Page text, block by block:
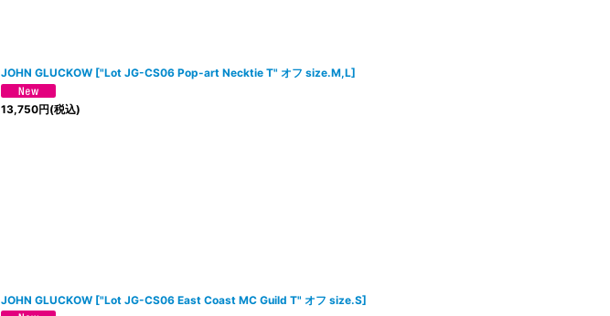
JOHN GLUCKOW ["Lot JG-CS06 Pop-art Necktie T" オフ size.M,L]
13,750円(税込)
JOHN GLUCKOW ["Lot JG-CS06 East Coast MC Guild T" オフ size.S]